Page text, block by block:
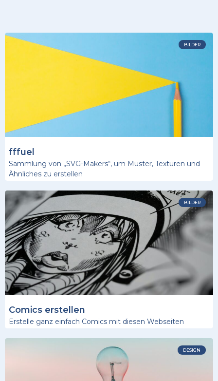
BILDER
fffuel
Sammlung von „SVG-Makers“, um Muster, Texturen und
Ähnliches zu erstellen
BILDER
Comics erstellen
Erstelle ganz einfach Comics mit diesen Webseiten
DESIGN